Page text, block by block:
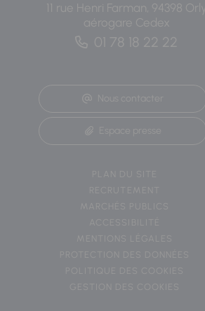
11 rue Henri Farman, 94398 Orly
aérogare Cedex
01 78 18 22 22
Nous contacter
Espace presse
PLAN DU SITE
RECRUTEMENT
MARCHÉS PUBLICS
ACCESSIBILITÉ
MENTIONS LÉGALES